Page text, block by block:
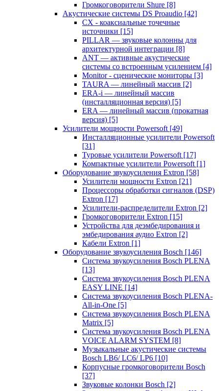
Громкоговорители Shure [8]
Акустические системы DS Proaudio [42]
CX - коаксиальные точечные
источники [15]
PILLAR — звуковые колонны для
архитектурной интеграции [8]
ANT — активные акустические
системы со встроенным усилением [4]
Monitor - сценические мониторы [3]
TAURA — линейный массив [2]
ERA-i — линейный массив
(инсталляционная версия) [5]
ERA — линейный массив (прокатная
версия) [5]
Усилители мощности Powersoft [49]
Инсталляционные усилители Powersoft
[31]
Туровые усилители Powersoft [17]
Компактные усилители Powersoft [1]
Оборудование звукоусиления Extron [58]
Усилители мощности Extron [21]
Процессоры обработки сигналов (DSP)
Extron [17]
Усилители-распределители Extron [2]
Громкоговорители Extron [15]
Устройства для деэмбедирования и
эмбедирования аудио Extron [2]
Кабели Extron [1]
Оборудование звукоусиления Bosch [146]
Система звукоусиления Bosch PLENA
[13]
Система звукоусиления Bosch PLENA
EASY LINE [14]
Система звукоусиления Bosch PLENA-
All-in-One [5]
Система звукоусиления Bosch PLENA
Matrix [5]
Система звукоусиления Bosch PLENA
VOICE ALARM SYSTEM [8]
Музыкальные акустические системы
Bosch LB6/ LC6/ LP6 [10]
Корпусные громкоговорители Bosch
[37]
Звуковые колонки Bosch [2]